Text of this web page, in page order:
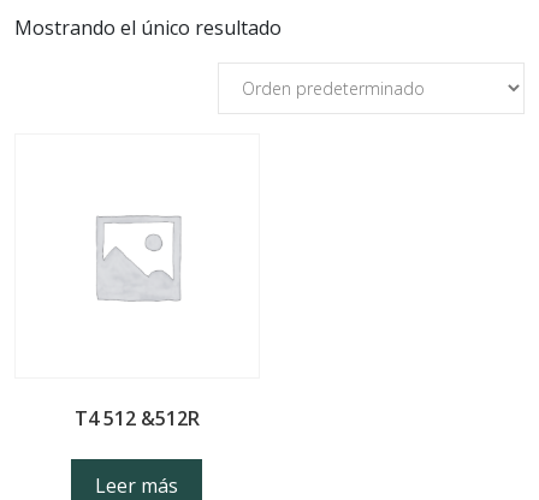
Mostrando el único resultado
T4 512 &512R
Leer más